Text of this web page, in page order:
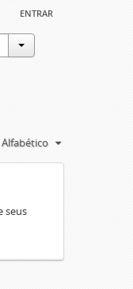
entrar
Alfabético
seus